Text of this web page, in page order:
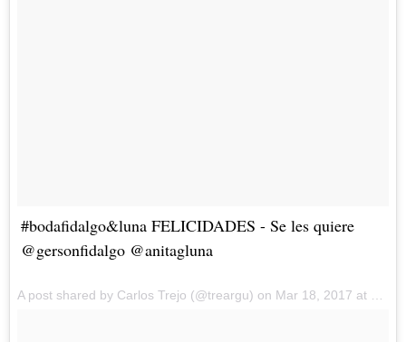
#bodafidalgo&luna FELICIDADES - Se les quiere
@gersonfidalgo @anitagluna